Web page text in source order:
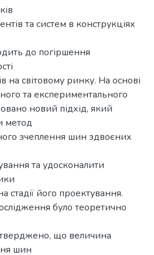
та систем в конструкціях
до погіршення
на світовому ринку. На основі
та експериментального
новий підхід, який
метод
зчеплення шин здвоєних
та удосконалити
стадії його проектування.
було теоретично
що величина
шин